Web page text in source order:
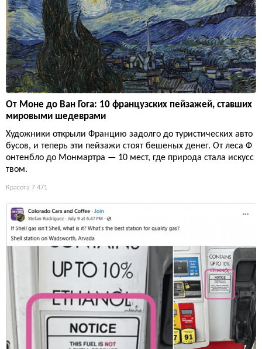
От Моне до Ван Гога: 10 французских пейзажей, ставших
мировыми шедеврами
Художники открыли Францию задолго до туристических авто
бусов, и теперь эти пейзажи стоят бешеных денег. От леса Ф
онтенбло до Монмартра — 10 мест, где природа стала искусс
твом.
Красота 7 471